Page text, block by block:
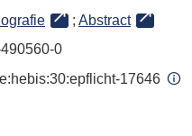
; Abstract
0
17646